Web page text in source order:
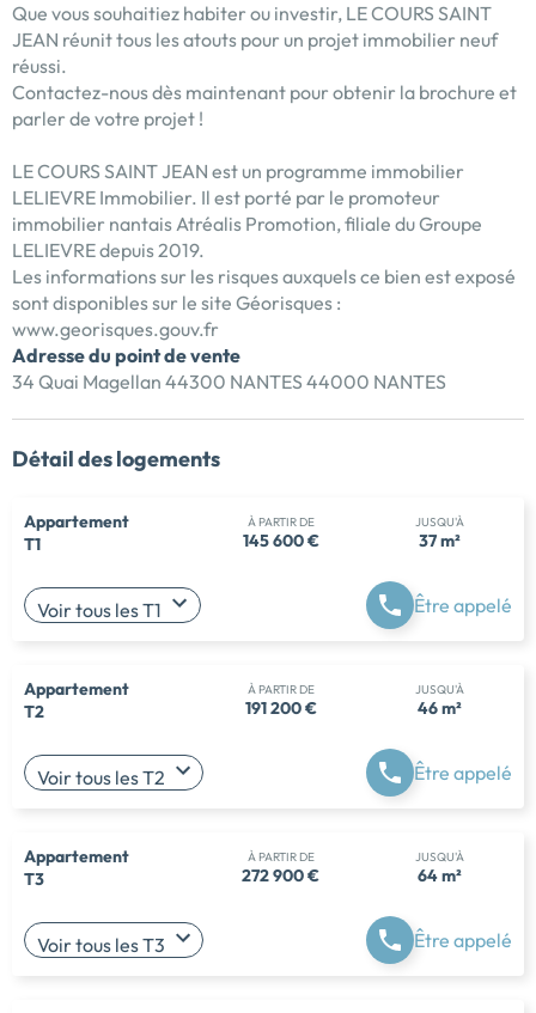
Que vous souhaitiez habiter ou investir, LE COURS SAINT
JEAN réunit tous les atouts pour un projet immobilier neuf
réussi.
Contactez-nous dès maintenant pour obtenir la brochure et
parler de votre projet !
LE COURS SAINT JEAN est un programme immobilier
LELIEVRE Immobilier. Il est porté par le promoteur
immobilier nantais Atréalis Promotion, filiale du Groupe
LELIEVRE depuis 2019.
Les informations sur les risques auxquels ce bien est exposé
sont disponibles sur le site Géorisques :
www.georisques.gouv.fr
Adresse du point de vente
34 Quai Magellan 44300 NANTES 44000 NANTES
Détail des logements
Appartement
T1
À PARTIR DE
145 600 €
JUSQU'À
37 m²
Voir tous les T1 Être appelé
Appartement
T2
À PARTIR DE
191 200 €
JUSQU'À
46 m²
Voir tous les T2 Être appelé
Appartement
T3
À PARTIR DE
272 900 €
JUSQU'À
64 m²
Voir tous les T3 Être appelé